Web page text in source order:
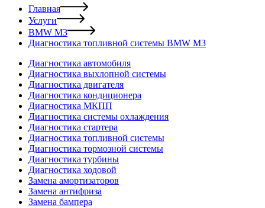
Главная
Услуги
BMW M3
Диагностика топливной системы BMW M3
Диагностика автомобиля
Диагностика выхлопной системы
Диагностика двигателя
Диагностика кондиционера
Диагностика МКПП
Диагностика системы охлаждения
Диагностика стартера
Диагностика топливной системы
Диагностика тормозной системы
Диагностика турбины
Диагностика ходовой
Замена амортизаторов
Замена антифриза
Замена бампера